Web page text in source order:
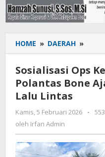
HOME » DAERAH »
Ops
2026,
Lalu
Sosialisasi Ops
Polantas Bone
Lalu Lintas
Kamis, 5 Februari 2026
oleh
-
oleh Irfan Admin